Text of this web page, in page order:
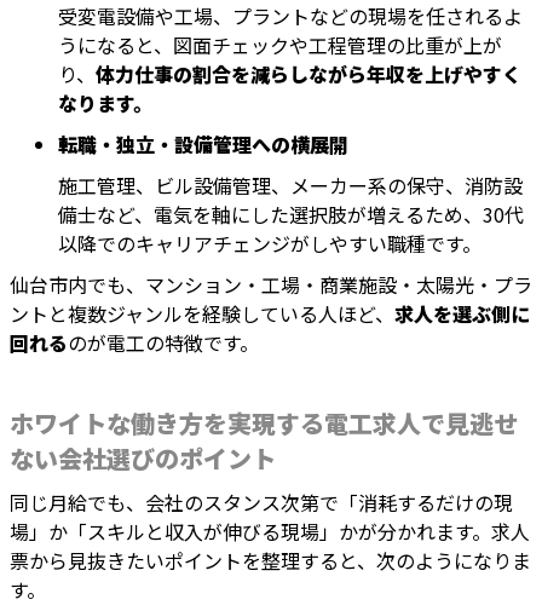
受変電設備や工場、プラントなどの現場を任されるよ
うになると、図面チェックや工程管理の比重が上が
り、 体力仕事の割合を減らしながら年収を上げやすく
なります。
転職・独立・設備管理への横展開
施工管理、ビル設備管理、メーカー系の保守、消防設
備士など、電気を軸にした選択肢が増えるため、30代
以降でのキャリアチェンジがしやすい職種です。
仙台市内でも、マンション・工場・商業施設・太陽光・プラ
ントと複数ジャンルを経験している人ほど、 求人を選ぶ側に
回れるのが電工の特徴です。
ホワイトな働き方を実現する電工求人で見逃せ
ない会社選びのポイント
同じ月給でも、会社のスタンス次第で「消耗するだけの現
場」か「スキルと収入が伸びる現場」かが分かれます。求人
票から見抜きたいポイントを整理すると、次のようになりま
す。